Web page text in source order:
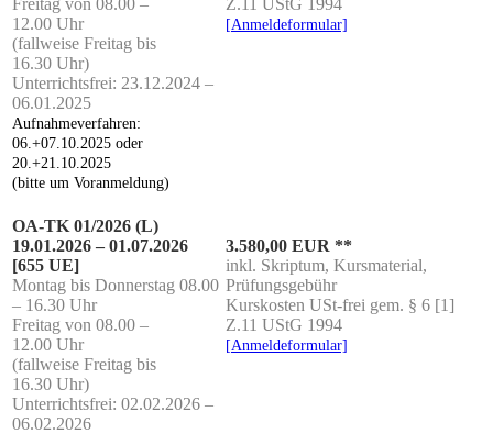
Frei­tag von 08.00 –
12.00 Uhr
(fall­wei­se Frei­tag bis
16.30 Uhr)
Unter­richts­frei: 23.12.2024 –
06.01.2025
Auf­nah­me­ver­fah­ren:
06.+07.10.2025 oder
20.+21.10.2025
(bit­te um Voranmeldung)
Z.11 UStG 1994
[Anmel­de­for­mu­lar]
OA-TK 01/2026 (L)
19.01.2026 – 01.07.2026
[655 UE]
Mon­tag bis Don­ners­tag 08.00
– 16.30 Uhr
Frei­tag von 08.00 –
12.00 Uhr
(fall­wei­se Frei­tag bis
16.30 Uhr)
Unter­richts­frei: 02.02.2026 –
06.02.2026
3.580,00 EUR **
inkl. Skrip­tum, Kurs­ma­te­ri­al,
Prüfungsgebühr
Kurs­kos­ten USt-frei gem. § 6 [1]
Z.11 UStG 1994
[Anmel­de­for­mu­lar]